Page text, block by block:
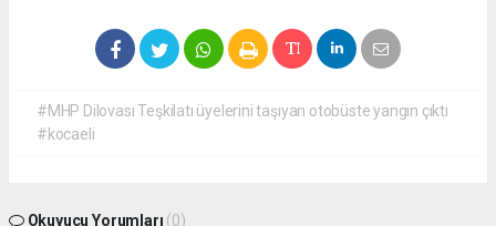
#MHP Dilovası Teşkilatı üyelerini taşıyan otobüste yangın çıktı
#kocaeli
Okuyucu Yorumları (0)